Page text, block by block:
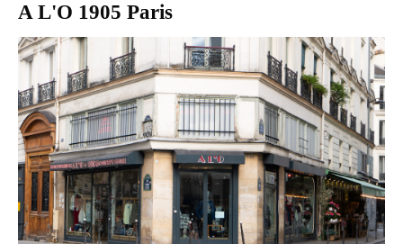
A L'O 1905 Paris